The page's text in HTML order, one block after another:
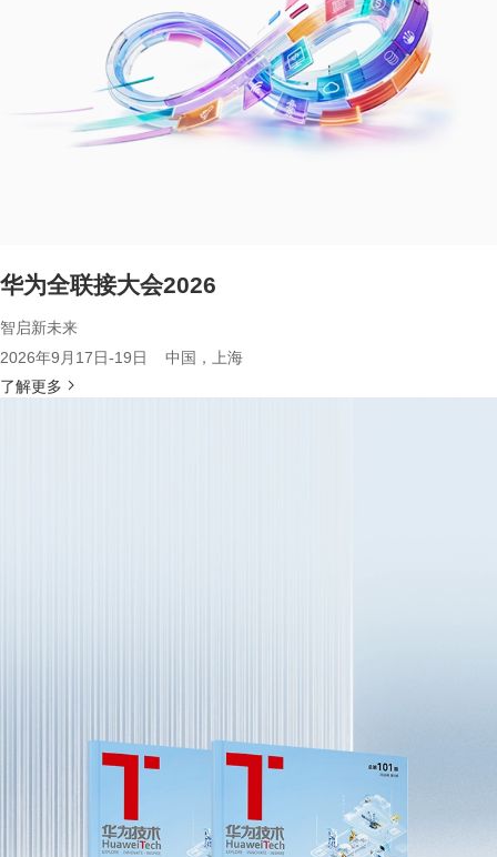
华为全联接大会2026
智启新未来
2026年9月17日-19日 中国，上海
了解更多